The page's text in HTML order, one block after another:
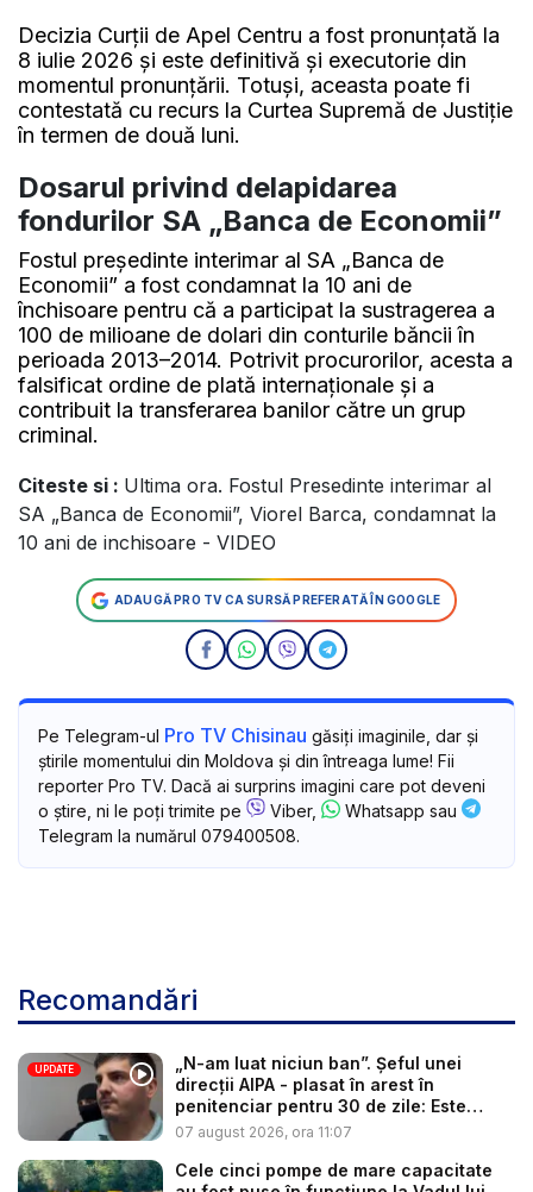
Decizia Curții de Apel Centru a fost pronunțată la
8 iulie 2026 și este definitivă și executorie din
momentul pronunțării. Totuși, aceasta poate fi
contestată cu recurs la Curtea Supremă de Justiție
în termen de două luni.
Dosarul privind delapidarea
fondurilor SA „Banca de Economii”
Fostul președinte interimar al SA „Banca de
Economii” a fost condamnat la 10 ani de
închisoare pentru că a participat la sustragerea a
100 de milioane de dolari din conturile băncii în
perioada 2013–2014. Potrivit procurorilor, acesta a
falsificat ordine de plată internaționale și a
contribuit la transferarea banilor către un grup
criminal.
Citeste si : Ultima ora. Fostul Presedinte interimar al
SA „Banca de Economii”, Viorel Barca, condamnat la
10 ani de inchisoare - VIDEO
ADAUGĂ PRO TV CA SURSĂ PREFERATĂ ÎN GOOGLE
Pe Telegram-ul Pro TV Chisinau găsiți imaginile, dar și
știrile momentului din Moldova și din întreaga lume! Fii
reporter Pro TV. Dacă ai surprins imagini care pot deveni
o știre, ni le poți trimite pe
Viber,
Whatsapp sau
Telegram la numărul 079400508.
Recomandări
UPDATE
„N-am luat niciun ban”. Șeful unei
direcții AIPA - plasat în arest în
penitenciar pentru 30 de zile: Este
cerc...
07 august 2026, ora 11:07
Cele cinci pompe de mare capacitate